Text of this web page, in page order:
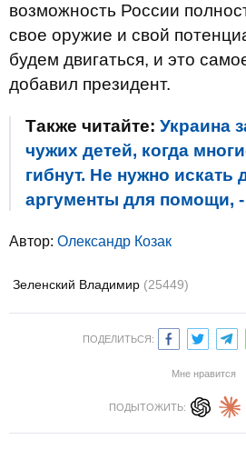
возможность России
свое оружие и свой
будем двигаться, и это
добавил президент.
Также читайте: Украина
чужих детей, когда
гибнут. Не нужно искать
аргументы для помощи,
Автор: Олександр Козак
Зеленский Владимир (25449)
ПОДЕЛИТЬСЯ:
Мне нравится
ПОДЫТОЖИТЬ: